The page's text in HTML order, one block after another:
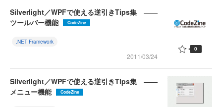
Silverlight／WPFで使える逆引きTips集 ――
ツールバー機能
CodeZine
.NET Framework
2011/03/24
0
Silverlight／WPFで使える逆引きTips集 ――
メニュー機能
CodeZine